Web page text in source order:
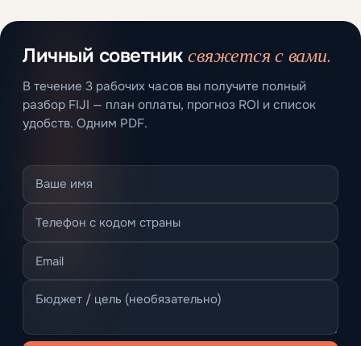
Личный советниксвяжется с вами.
В течение 3 рабочих часов вы получите полный
разбор FIJI — план оплаты, прогноз ROI и список
удобств. Одним PDF.